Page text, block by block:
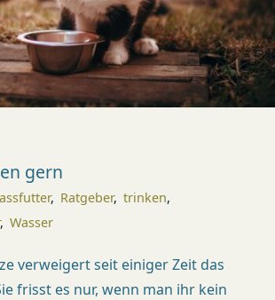
X
I
S
gern
, Ratgeber, trinken,
, Wasser
verweigert seit einiger Zeit das
frisst es nur, wenn man ihr kein